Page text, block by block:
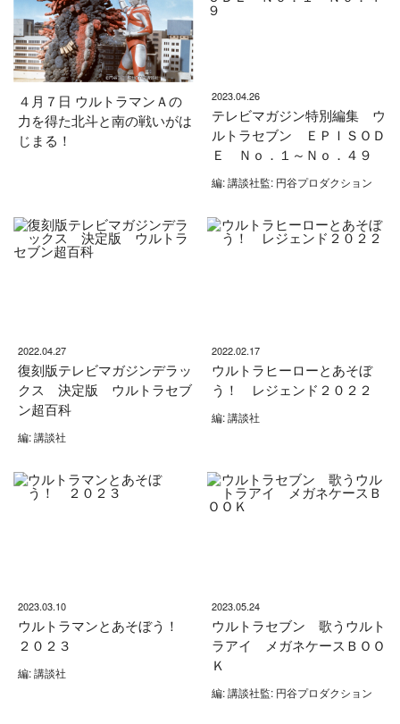
４月７日 ウルトラマンＡの
力を得た北斗と南の戦いがは
じまる！
2023.04.26
テレビマガジン特別編集 ウ
ルトラセブン ＥＰＩＳＯＤ
Ｅ Ｎｏ．１～Ｎｏ．４９
編: 講談社監: 円谷プロダクション
2022.04.27
復刻版テレビマガジンデラッ
クス 決定版 ウルトラセブ
ン超百科
編: 講談社
2022.02.17
ウルトラヒーローとあそぼ
う！ レジェンド２０２２
編: 講談社
2023.03.10
ウルトラマンとあそぼう！
２０２３
編: 講談社
2023.05.24
ウルトラセブン 歌うウルト
ラアイ メガネケースＢＯＯ
Ｋ
編: 講談社監: 円谷プロダクション